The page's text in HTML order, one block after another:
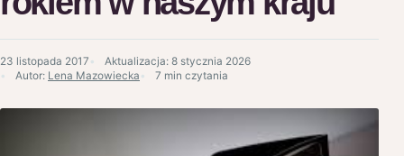
23 listopada 2017 Aktualizacja: 8 stycznia 2026
Autor: Lena Mazowiecka 7 min czytania